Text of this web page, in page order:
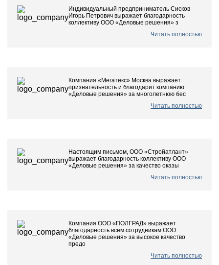
Индивидуальный предприниматель Сисков
Игорь Петрович выражает благодарность
коллективу ООО «Деловые решения» з
Читать полностью
Компания «Мегатекс» Москва выражает
признательность и благодарит компанию
«Деловые решения» за многолетнюю бес
Читать полностью
Настоящим письмом, ООО «Стройатлант»
выражает благодарность коллективу ООО
«Деловые решения» за качество оказы
Читать полностью
Компания ООО «ПОЛГРАД» выражает
благодарность всем сотрудникам ООО
«Деловые решения» за высокое качество
предо
Читать полностью